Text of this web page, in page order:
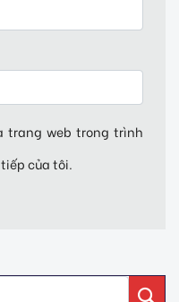
trang web trong trình
của tôi.